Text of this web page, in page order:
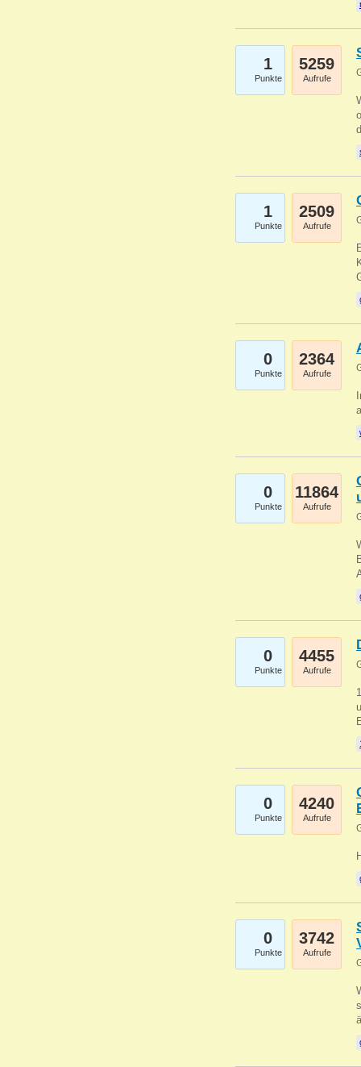
1
Punkte
5259
Aufrufe
1
Punkte
2509
Aufrufe
0
Punkte
2364
Aufrufe
0
Punkte
11864
Aufrufe
0
Punkte
4455
Aufrufe
0
Punkte
4240
Aufrufe
0
Punkte
3742
Aufrufe